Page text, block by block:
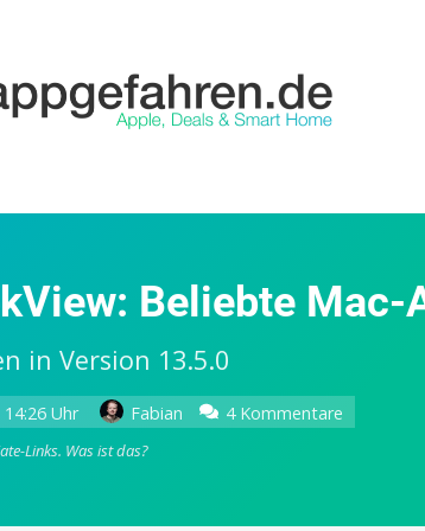
Beliebte
in Version 13.5.0
Uhr Fabian 4 Kommentare
Links. Was ist das?